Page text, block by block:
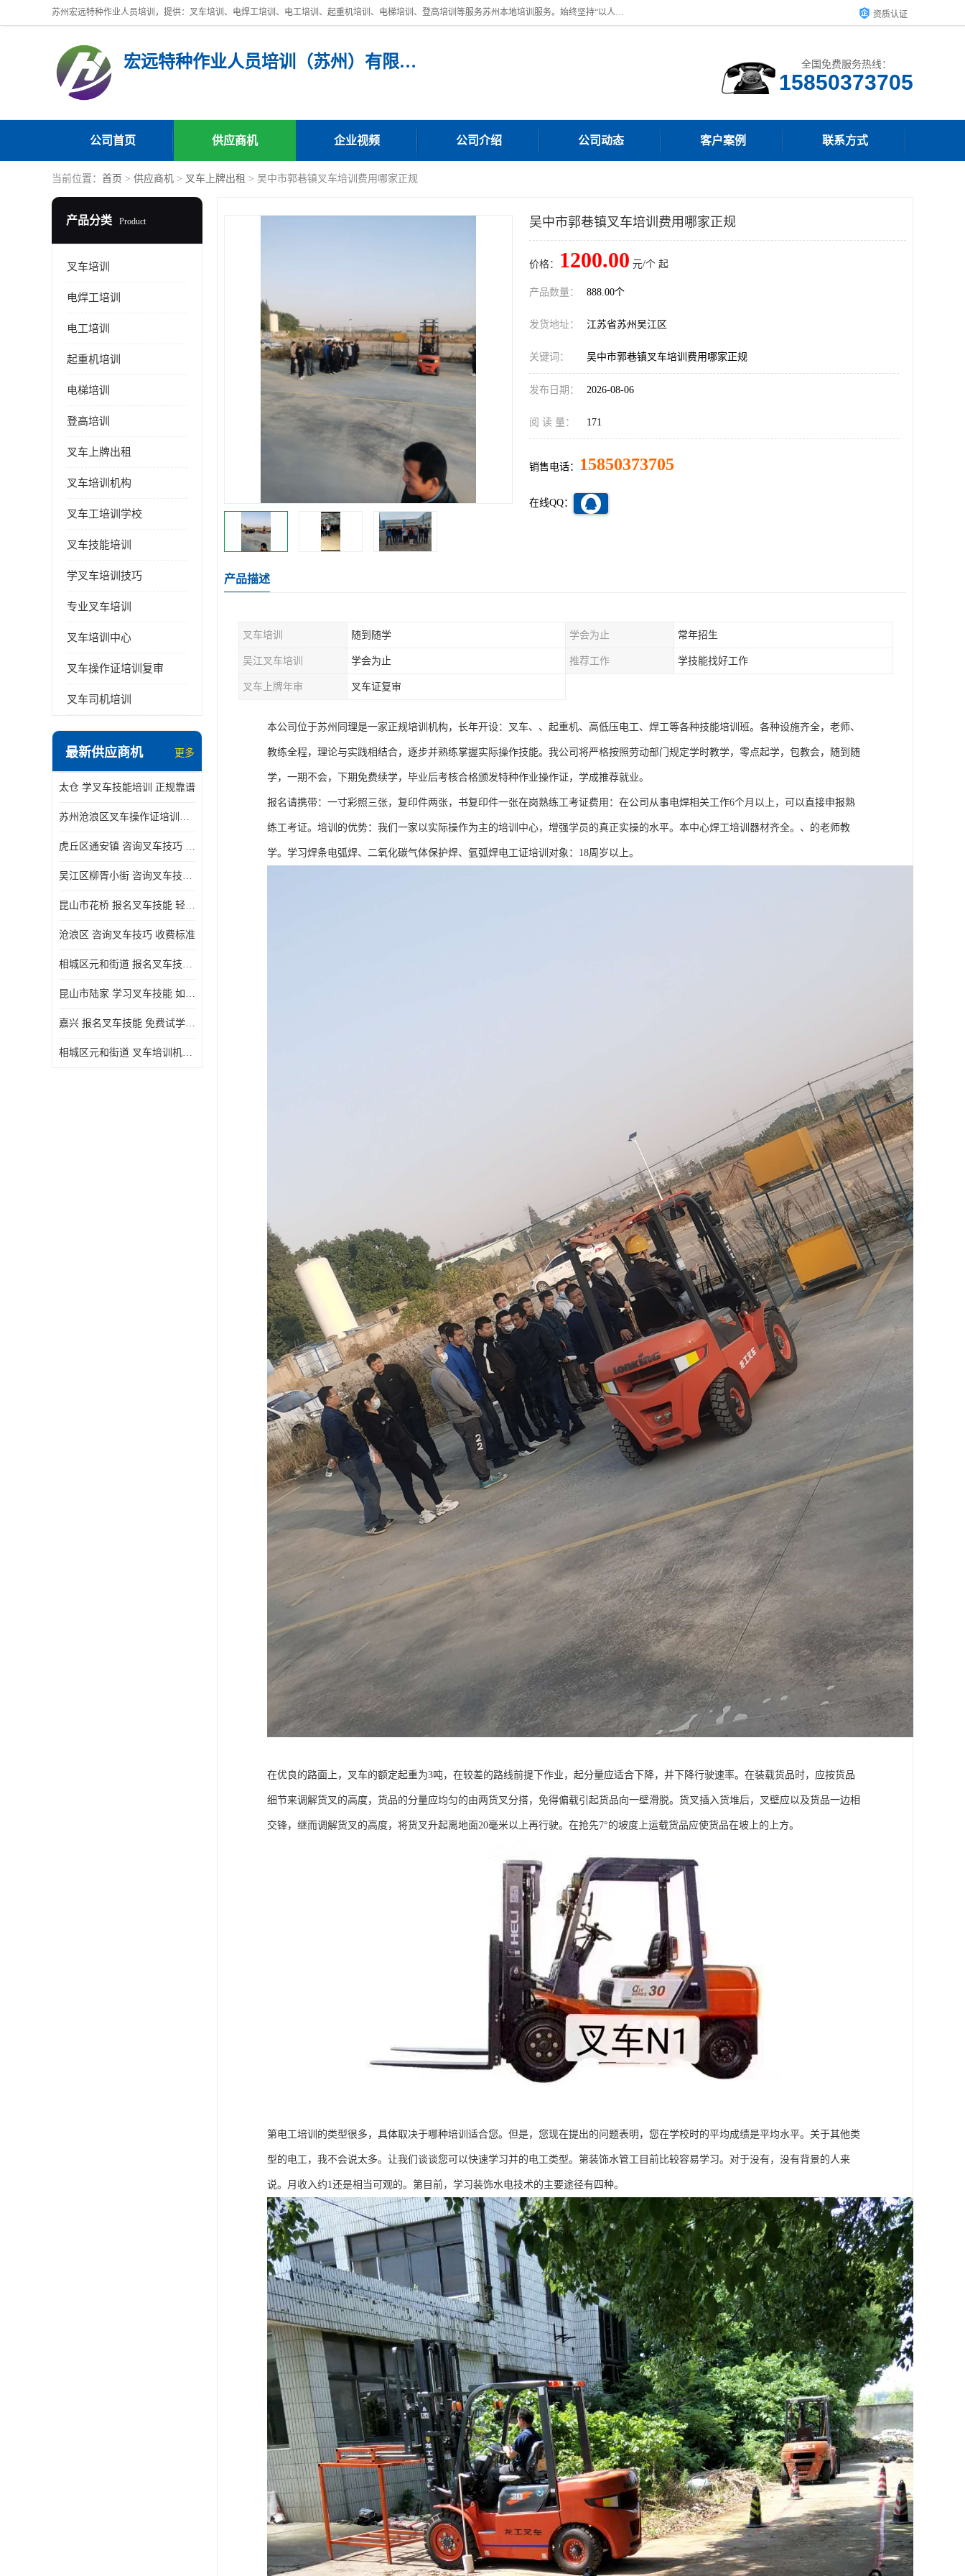
苏州宏远特种作业人员培训，提供：叉车培训、电焊工培训、电工培训、起重机培训、电梯培训、登高培训等服务苏州本地培训服务。始终坚持“以人为本，质量立校”的办学思想，以培养社会应用型人才为己任，明码收费，诚实守信，中途不收任何费用。随到随学，学会为止，一期未学会者免费再学，直到学会为止。 资质认证
宏远特种作业人员培训（苏州）有限公司 全国免费服务热线：
15850373705
公司首页 供应商机 企业视频 公司介绍 公司动态 客户案例 联系方式
当前位置： 首页 > 供应商机 > 叉车上牌出租 > 吴中市郭巷镇叉车培训费用哪家正规
产品分类 Product
叉车培训
电焊工培训
电工培训
起重机培训
电梯培训
登高培训
叉车上牌出租
叉车培训机构
叉车工培训学校
叉车技能培训
学叉车培训技巧
专业叉车培训
叉车培训中心
叉车操作证培训复审
叉车司机培训
最新供应商机 更多
太仓 学叉车技能培训 正规靠谱
苏州沧浪区叉车操作证培训已更新科目
虎丘区通安镇 咨询叉车技巧 新政策已公布
吴江区柳胥小街 咨询叉车技巧 附近那家正规
昆山市花桥 报名叉车技能 轻松试学无压力
沧浪区 咨询叉车技巧 收费标准
相城区元和街道 报名叉车技能 没有学历怎么办
昆山市陆家 学习叉车技能 如何选择很重要
嘉兴 报名叉车技能 免费试学联系电话
相城区元和街道 叉车培训机构 如何选择很重要
吴中市郭巷镇叉车培训费用哪家正规
价格： 1200.00 元/个 起
产品数量： 888.00个
发货地址： 江苏省苏州吴江区
关键词： 吴中市郭巷镇叉车培训费用哪家正规
发布日期： 2026-08-06
阅 读 量： 171
销售电话： 15850373705
在线QQ：
产品描述
叉车培训 随到随学 学会为止 常年招生
吴江叉车培训 学会为止 推荐工作 学技能找好工作
叉车上牌年审 叉车证复审
本公司位于苏州同理是一家正规培训机构，长年开设：叉车、、起重机、高低压电工、焊工等各种技能培训班。各种设施齐全，老师、
教练全程，理论与实践相结合，逐步并熟练掌握实际操作技能。我公司将严格按照劳动部门规定学时教学，零点起学，包教会，随到随
学，一期不会，下期免费续学，毕业后考核合格颁发特种作业操作证，学成推荐就业。
报名请携带：一寸彩照三张，复印件两张，书复印件一张在岗熟练工考证费用：在公司从事电焊相关工作6个月以上，可以直接申报熟
练工考证。培训的优势：我们一家以实际操作为主的培训中心，增强学员的真正实操的水平。本中心焊工培训器材齐全。、的老师教
学。学习焊条电弧焊、二氧化碳气体保护焊、氩弧焊电工证培训对象：18周岁以上。
在优良的路面上，叉车的额定起重为3吨，在较差的路线前提下作业，起分量应适合下降，并下降行驶速率。在装载货品时，应按货品
细节来调解货叉的高度，货品的分量应均匀的由两货叉分搭，免得偏载引起货品向一壁滑脱。货叉插入货堆后，叉壁应以及货品一边相
交锋，继而调解货叉的高度，将货叉升起离地面20毫米以上再行驶。在抢先7°的坡度上运载货品应使货品在坡上的上方。
第电工培训的类型很多，具体取决于哪种培训适合您。但是，您现在提出的问题表明，您在学校时的平均成绩是平均水平。关于其他类
型的电工，我不会说太多。让我们谈谈您可以快速学习并的电工类型。第装饰水管工目前比较容易学习。对于没有，没有背景的人来
说。月收入约1还是相当可观的。第目前，学习装饰水电技术的主要途径有四种。